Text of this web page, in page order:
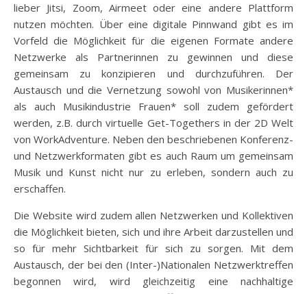
lieber Jitsi, Zoom, Airmeet oder eine andere Plattform
nutzen möchten. Über eine digitale Pinnwand gibt es im
Vorfeld die Möglichkeit für die eigenen Formate andere
Netzwerke als Partnerinnen zu gewinnen und diese
gemeinsam zu konzipieren und durchzuführen. Der
Austausch und die Vernetzung sowohl von Musikerinnen*
als auch Musikindustrie Frauen* soll zudem gefördert
werden, z.B. durch virtuelle Get-Togethers in der 2D Welt
von WorkAdventure. Neben den beschriebenen Konferenz-
und Netzwerkformaten gibt es auch Raum um gemeinsam
Musik und Kunst nicht nur zu erleben, sondern auch zu
erschaffen.
Die Website wird zudem allen Netzwerken und Kollektiven
die Möglichkeit bieten, sich und ihre Arbeit darzustellen und
so für mehr Sichtbarkeit für sich zu sorgen. Mit dem
Austausch, der bei den (Inter-)Nationalen Netzwerktreffen
begonnen wird, wird gleichzeitig eine nachhaltige